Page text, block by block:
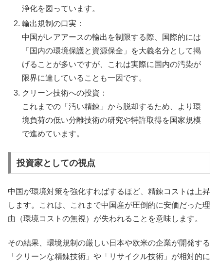
浄化を図っています。
輸出規制の口実：
中国がレアアースの輸出を制限する際、国際的には
「国内の環境保護と資源保全」を大義名分として掲
げることが多いですが、これは実際に国内の汚染が
限界に達していることも一因です。
クリーン技術への投資：
これまでの「汚い精錬」から脱却するため、より環
境負荷の低い分離技術の研究や特許取得を国家規模
で進めています。
投資家としての視点
中国が環境対策を強化すればするほど、精錬コストは上昇
します。これは、これまで中国産が圧倒的に安価だった理
由（環境コストの無視）が失われることを意味します。
その結果、環境規制の厳しい日本や欧米の企業が開発する
「クリーンな精錬技術」や「リサイクル技術」が相対的に